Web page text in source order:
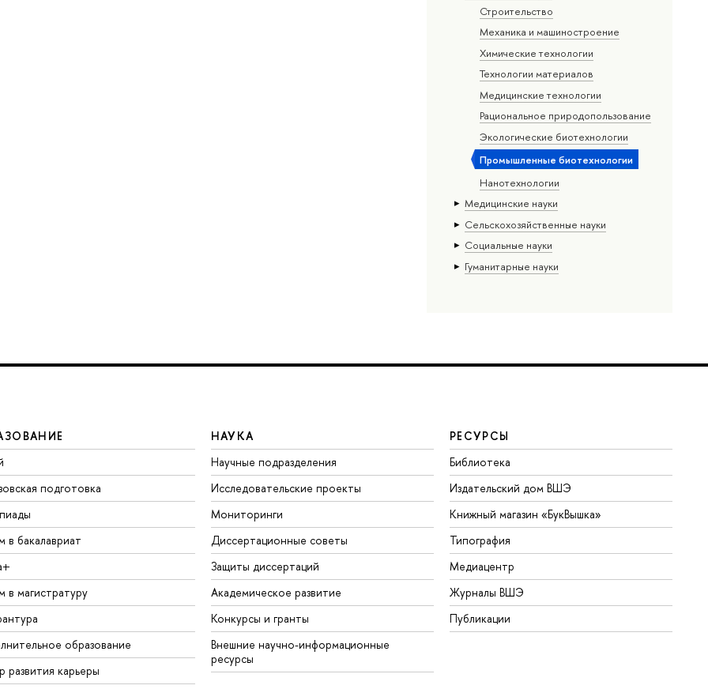
Строительство
Механика и машиностроение
Химические технологии
Технологии материалов
Медицинские технологии
Рациональное природопользование
Экологические биотехнологии
Промышленные биотехнологии
Нанотехнологии
Медицинские науки
Сельскохозяйственные науки
Социальные науки
Гуманитарные науки
подготовка
в бакалавриат
в магистратуру
образование
развития карьеры
НАУКА
Научные подразделения
Исследовательские проекты
Мониторинги
Диссертационные советы
Защиты диссертаций
Академическое развитие
Конкурсы и гранты
Внешние научно-информационные
ресурсы
РЕСУРСЫ
Библиотека
Издательский дом ВШЭ
Книжный магазин «БукВышка»
Типография
Медиацентр
Журналы ВШЭ
Публикации